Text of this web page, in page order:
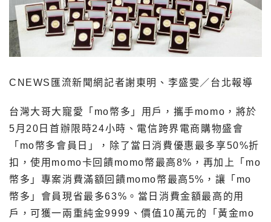
CNEWS匯流新聞網記者謝東明、李盛雯／台北報導
台灣大哥大寵愛「mo幣多」用戶，攜手momo，將於
5月20日首辦限時24小時、電信跨界電商購物盛會
「mo幣多會員日」，除了當日消費優惠最多享50%折
扣，使用momo卡回饋momo幣最高8%，再加上「mo
幣多」專案消費滿額回饋momo幣最高5%，讓「mo
幣多」會員現省最多63%。當日消費金額最高的用
戶，可獲一兩重純金9999、價值10萬元的「黃金mo